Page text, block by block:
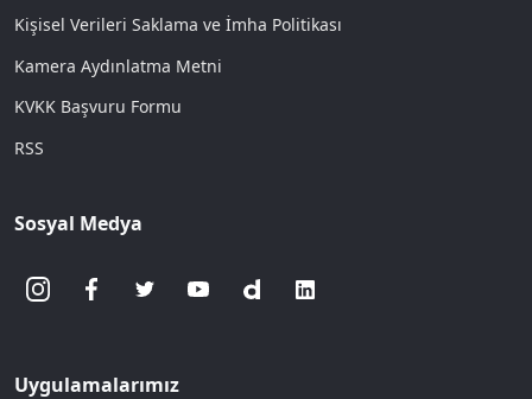
Kişisel Verileri Saklama ve İmha Politikası
Kamera Aydınlatma Metni
KVKK Başvuru Formu
RSS
Sosyal Medya
Uygulamalarımız